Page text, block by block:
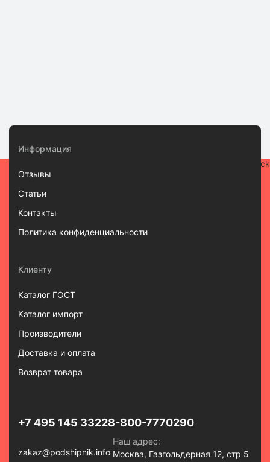
Информация
Отзывы
Статьи
Контакты
Политика конфиденциальности
Клиенту
Каталог ГОСТ
Каталог импорт
Производители
Доставка и оплата
Возврат товара
+7 495 145 33228-800-7770290
zakaz@podshipnik.info
Наш адрес:
Москва, Газгольдерная 12, стр 5